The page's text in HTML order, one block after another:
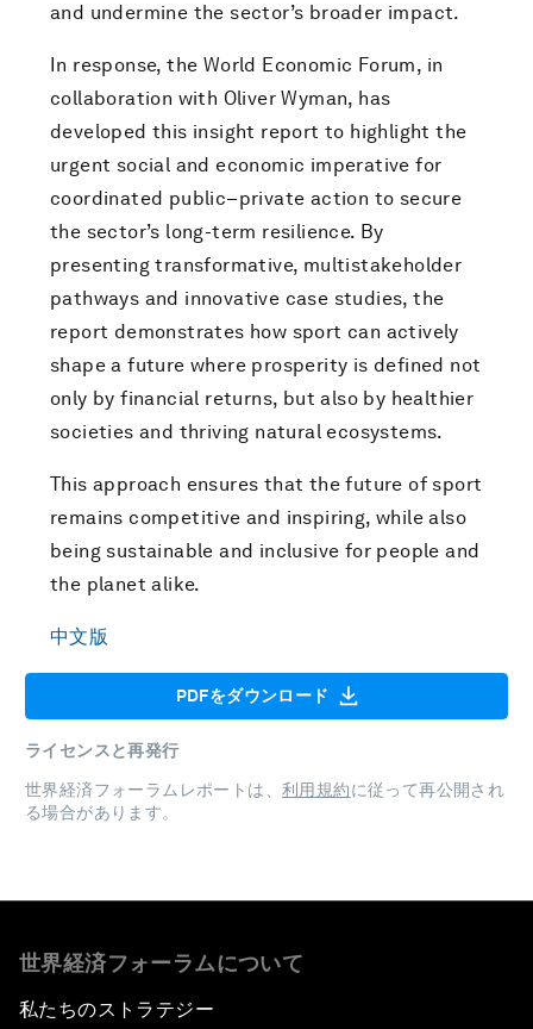
and undermine the sector’s broader impact.
In response, the World Economic Forum, in
collaboration with Oliver Wyman, has
developed this insight report to highlight the
urgent social and economic imperative for
coordinated public–private action to secure
the sector’s long-term resilience. By
presenting transformative, multistakeholder
pathways and innovative case studies, the
report demonstrates how sport can actively
shape a future where prosperity is defined not
only by financial returns, but also by healthier
societies and thriving natural ecosystems.
This approach ensures that the future of sport
remains competitive and inspiring, while also
being sustainable and inclusive for people and
the planet alike.
中文版
PDFをダウンロード
ライセンスと再発行
世界経済フォーラムレポートは、 利用規約に従って再公開され
る場合があります。
世界経済フォーラムについて
私たちのストラテジー